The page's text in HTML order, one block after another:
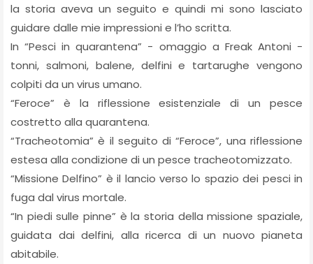
la storia aveva un seguito e quindi mi sono lasciato
guidare dalle mie impressioni e l’ho scritta.
In “Pesci in quarantena” - omaggio a Freak Antoni -
tonni, salmoni, balene, delfini e tartarughe vengono
colpiti da un virus umano.
“Feroce” è la riflessione esistenziale di un pesce
costretto alla quarantena.
“Tracheotomia” è il seguito di “Feroce”, una riflessione
estesa alla condizione di un pesce tracheotomizzato.
“Missione Delfino” è il lancio verso lo spazio dei pesci in
fuga dal virus mortale.
“In piedi sulle pinne” è la storia della missione spaziale,
guidata dai delfini, alla ricerca di un nuovo pianeta
abitabile.